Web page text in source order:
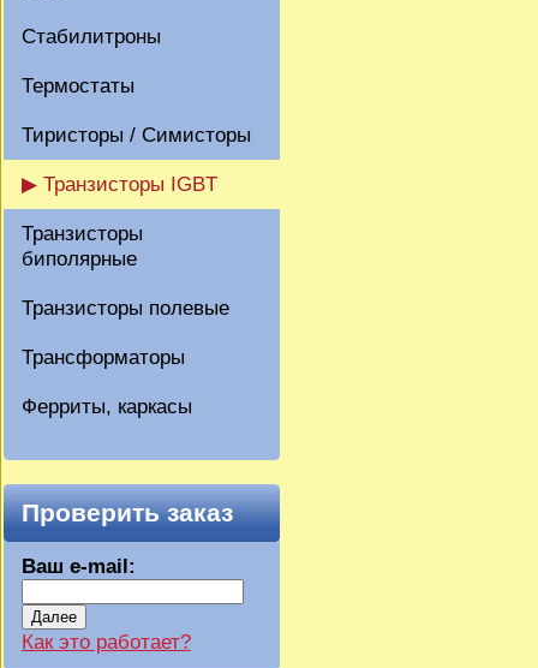
Стабилитроны
Термостаты
Тиристоры / Симисторы
▶ Транзисторы IGBT
Транзисторы
биполярные
Транзисторы полевые
Трансформаторы
Ферриты, каркасы
Проверить заказ
Ваш e-mail:
Далее
Как это работает?